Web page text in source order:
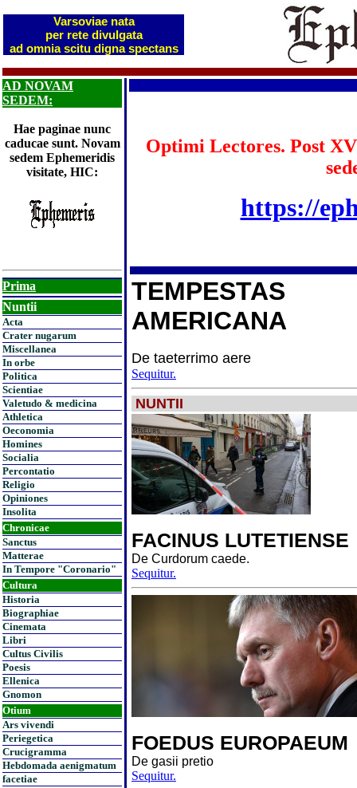
Varsoviae nata
per rete divulgata
ad omnia scitu digna spectans
AD NOVAM
SEDEM:
Hae paginae nunc
caducae sunt. Novam
sedem Ephemeridis
visitate, HIC:
Prima
Nuntii
Acta
Crater nugarum
Miscellanea
In orbe
Politica
Scientiae
Valetudo & medicina
Athletica
Oeconomia
Homines
Socialia
Percontatio
Religio
Opiniones
Insolita
Chronicae
Sanctus
Matterae
In Tempore "Coronario"
Cultura
Historia
Biographiae
Cinemata
Libri
Cultus Civilis
Poesis
Ellenica
Gnomon
Otium
Ars vivendi
Periegetica
Crucigramma
Hebdomada aenigmatum
facetiae
Optimi Lectores. Post
https://
TEMPESTAS
AMERICANA
De taeterrimo aere
Sequitur.
NUNTII
FACINUS LUTETIENSE
De Curdorum caede.
Sequitur.
FOEDUS EUROPAEUM
De gasii pretio
Sequitur.